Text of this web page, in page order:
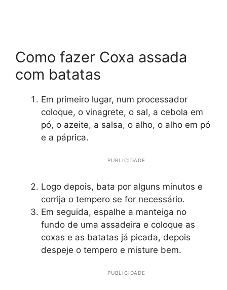
Como fazer Coxa assada
com batatas
Em primeiro lugar, num processador
coloque, o vinagrete, o sal, a cebola em
pó, o azeite, a salsa, o alho, o alho em pó
e a páprica.
PUBLICIDADE
Logo depois, bata por alguns minutos e
corrija o tempero se for necessário.
Em seguida, espalhe a manteiga no
fundo de uma assadeira e coloque as
coxas e as batatas já picada, depois
despeje o tempero e misture bem.
PUBLICIDADE